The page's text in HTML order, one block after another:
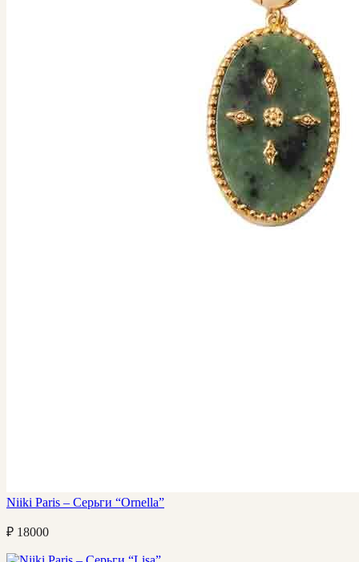
Niiki Paris – Серьги “Ornella”
₽ 18000